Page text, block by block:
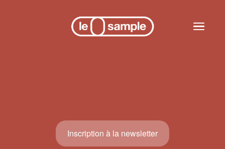
Toggle
Inscription à la newsletter